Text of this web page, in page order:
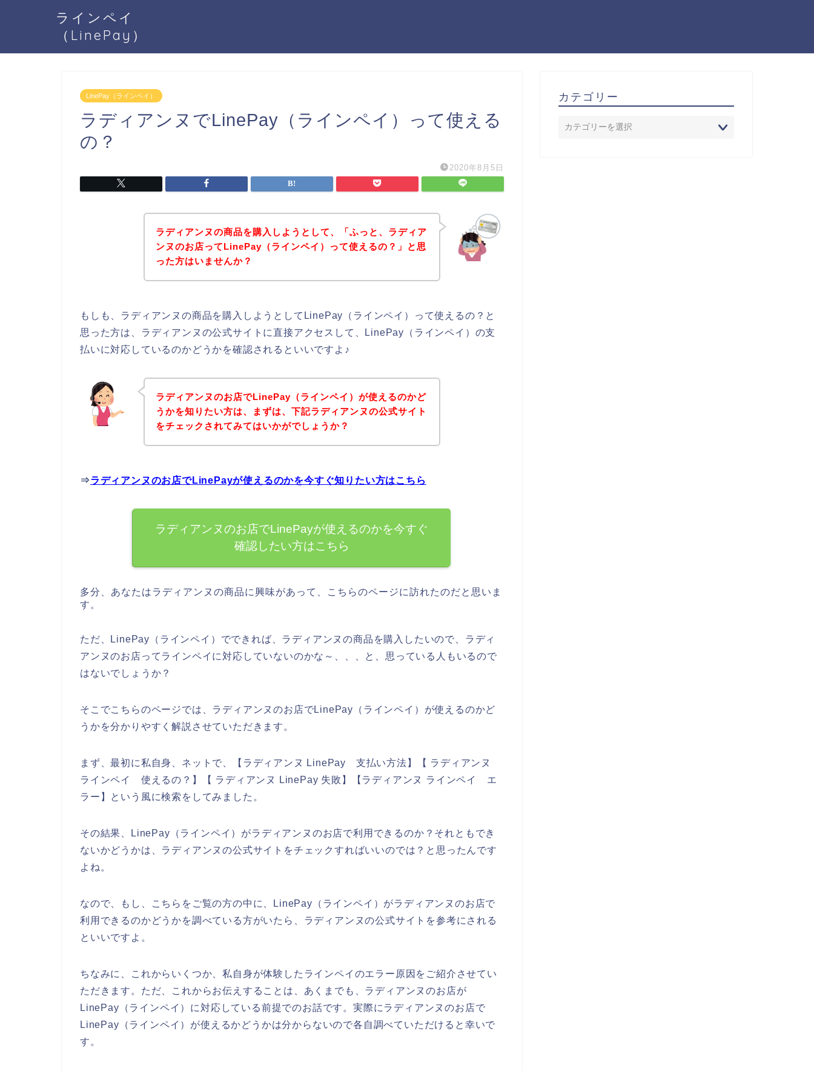
ラインペイ
（LinePay）
LinePay（ラインペイ）
ラディアンヌでLinePay（ラインペイ）って使える
の？
2020年8月5日
ラディアンヌの商品を購入しようとして、「ふっと、ラディア
ンヌのお店ってLinePay（ラインペイ）って使えるの？」と思
った方はいませんか？
もしも、ラディアンヌの商品を購入しようとしてLinePay（ラインペイ）って使えるの？と
思った方は、ラディアンヌの公式サイトに直接アクセスして、LinePay（ラインペイ）の支
払いに対応しているのかどうかを確認されるといいですよ♪
ラディアンヌのお店でLinePay（ラインペイ）が使えるのかど
うかを知りたい方は、まずは、下記ラディアンヌの公式サイト
をチェックされてみてはいかがでしょうか？
⇒ラディアンヌのお店でLinePayが使えるのかを今すぐ知りたい方はこちら
ラディアンヌのお店でLinePayが使えるのかを今すぐ
確認したい方はこちら
多分、あなたはラディアンヌの商品に興味があって、こちらのページに訪れたのだと思いま
す。
ただ、LinePay（ラインペイ）でできれば、ラディアンヌの商品を購入したいので、ラディ
アンヌのお店ってラインペイに対応していないのかな～、、、と、思っている人もいるので
はないでしょうか？
そこでこちらのページでは、ラディアンヌのお店でLinePay（ラインペイ）が使えるのかど
うかを分かりやすく解説させていただきます。
まず、最初に私自身、ネットで、【ラディアンヌ LinePay 支払い方法】【 ラディアンヌ
ラインペイ 使えるの？】【 ラディアンヌ LinePay 失敗】【ラディアンヌ ラインペイ エ
ラー】という風に検索をしてみました。
その結果、LinePay（ラインペイ）がラディアンヌのお店で利用できるのか？それともでき
ないかどうかは、ラディアンヌの公式サイトをチェックすればいいのでは？と思ったんです
よね。
なので、もし、こちらをご覧の方の中に、LinePay（ラインペイ）がラディアンヌのお店で
利用できるのかどうかを調べている方がいたら、ラディアンヌの公式サイトを参考にされる
といいですよ。
ちなみに、これからいくつか、私自身が体験したラインペイのエラー原因をご紹介させてい
ただきます。ただ、これからお伝えすることは、あくまでも、ラディアンヌのお店が
LinePay（ラインペイ）に対応している前提でのお話です。実際にラディアンヌのお店で
LinePay（ラインペイ）が使えるかどうかは分からないので各自調べていただけると幸いで
す。
カテゴリー